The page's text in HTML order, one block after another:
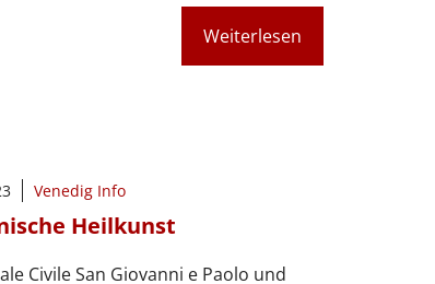
Weiterlesen
Venedig Info
Heilkunst
Civile San Giovanni e Paolo und